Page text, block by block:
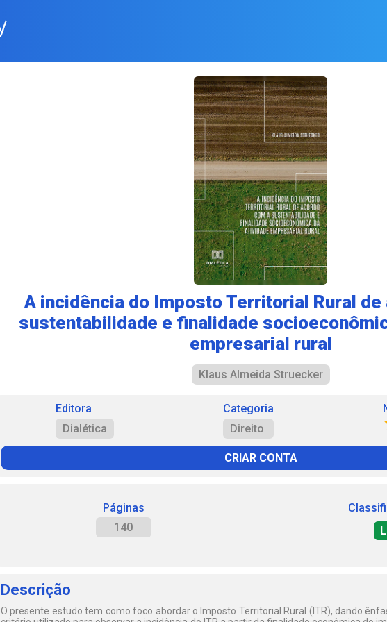
A incidência do Imposto Territorial Rural de
sustentabilidade e finalidade
empresarial rural
Klaus Almeida Struecker
Editora
Dialética
Categoria
Direito
CRIAR CONTA
Páginas
140
L
Descrição
O presente estudo tem como foco abordar o Imposto Territorial Rural (ITR), dando